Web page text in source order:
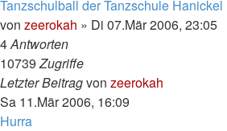
Tanzschulball der Tanzschule Hanickel
von zeerokah » Di 07.Mär 2006, 23:05
4Antworten
10739Zugriffe
Letzter Beitragvon zeerokah
Sa 11.Mär 2006, 16:09
Hurra